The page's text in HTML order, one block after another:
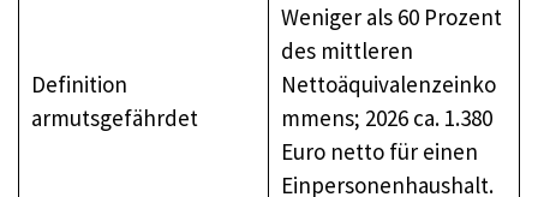
Definition
armutsgefährdet
Weniger als 60 Prozent
des mittleren
Nettoäquivalenzeinko
mmens; 2026 ca. 1.380
Euro netto für einen
Einpersonenhaushalt.